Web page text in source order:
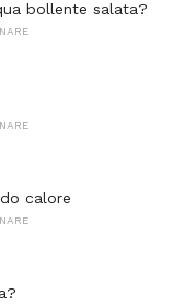
bollente salata?
calore